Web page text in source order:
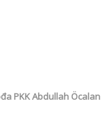
PKK Abdullah Öcalan